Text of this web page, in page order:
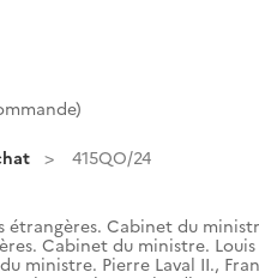
415QO/24
étrangères. Cabinet du
Cabinet du ministre.
ministre. Pierre Laval II.,